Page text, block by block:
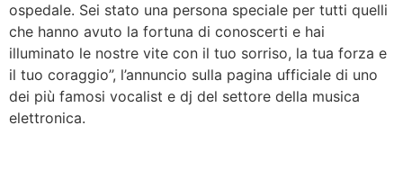
ospedale. Sei stato una persona speciale per tutti quelli
che hanno avuto la fortuna di conoscerti e hai
illuminato le nostre vite con il tuo sorriso, la tua forza e
il tuo coraggio”, l’annuncio sulla pagina ufficiale di uno
dei più famosi vocalist e dj del settore della musica
elettronica.